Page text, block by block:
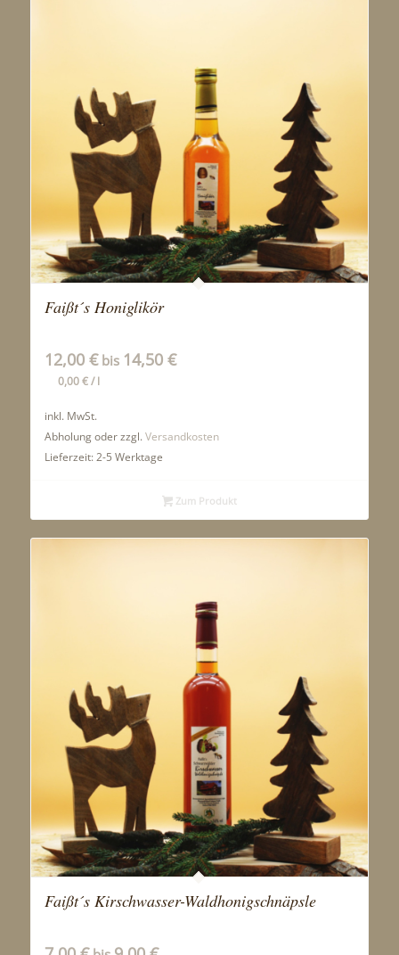
Faißt´s Honiglikör
12,00 €bis 14,50 €
0,00€/l
inkl. MwSt.
Abholung oder zzgl. Versandkosten
Lieferzeit:2-5 Werktage
Zum Produkt
Faißt´s Kirschwasser-Waldhonigschnäpsle